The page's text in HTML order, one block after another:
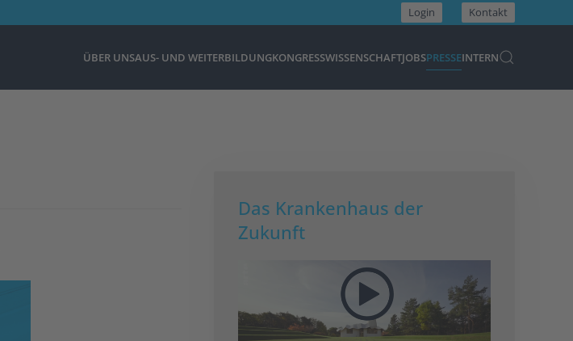
Login Kontakt
ÜBER UNSAUS- UND WEITERBILDUNGKONGRESSWISSENSCHAFTJOBSPRESSEINTERN
Das Krankenhaus der
Zukunft